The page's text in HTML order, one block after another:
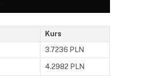
Kurs
3.7236 PLN
4.2982 PLN